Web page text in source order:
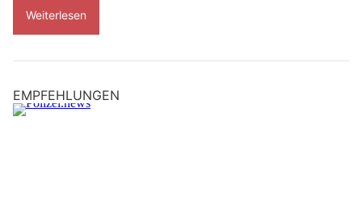
Weiterlesen
EMPFEHLUNGEN